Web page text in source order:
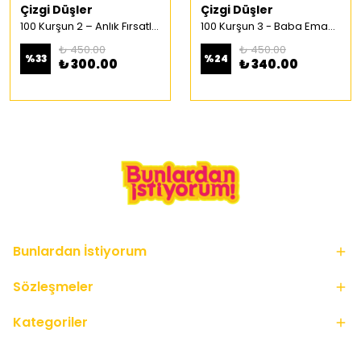
Çizgi Düşler
100 Kurşun 2 – Anlık Fırsatlar Türkçe Çizgi Roman
%33
₺ 450.00
₺ 300.00
Çizgi Düşler
100 Kurşun 3 - Baba Emaneti Türkçe Çizgi Roman
%24
₺ 450.00
₺ 340.00
Bunlardan İstiyorum
Sözleşmeler
Kategoriler